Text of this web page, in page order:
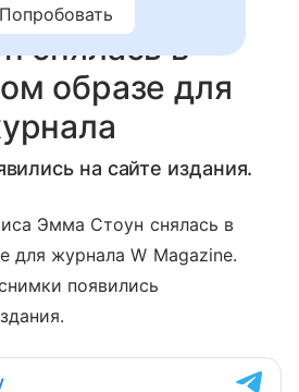
Светская жизнь
снялась в
образе для
на сайте издания.
Эмма Стоун снялась в
для журнала W Magazine.
появились
Попробовать